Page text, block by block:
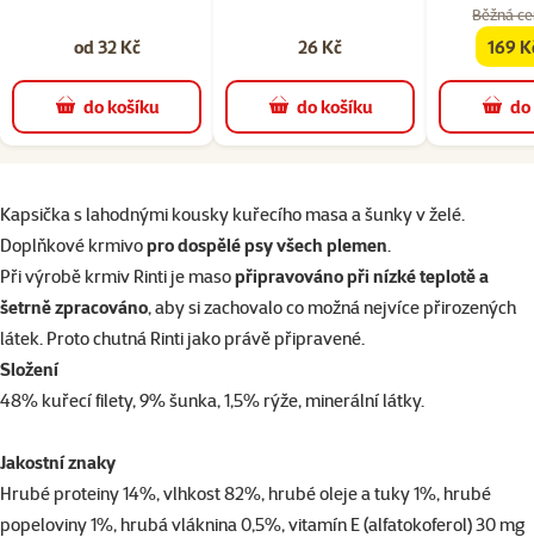
od 32 Kč
do košíku
26 Kč
do košíku
Běžná
169
superzoo.product.detail.content
Kapsička s lahodnými kousky kuřecího masa a šunky v želé.
Doplňkové krmivopro dospělé psy všech plemen
Při výrobě krmiv Rinti je masopřipravováno při nízké teplotě a
šetrně zpracováno, aby si zachovalo co možná nejvíce přirozených
látek. Proto chutná Rinti jako právě připravené.
Složení
48% kuřecí filety, 9% šunka, 1,5% rýže, minerální látky.
Jakostní znaky
Hrubé proteiny 14%, vlhkost 82%, hrubé oleje a tuky 1%, hrubé
popeloviny 1%, hrubá vláknina 0,5%, vitamín E (alfatokoferol) 30 mg